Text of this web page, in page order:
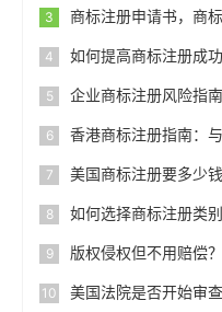
3 商标注册申请书，商
4 如何提高商标注册成
5 企业商标注册风险指
6 香港商标注册指南：
7 美国商标注册要多少
8 如何选择商标注册类
9 版权侵权但不用赔偿
10 美国法院是否开始审